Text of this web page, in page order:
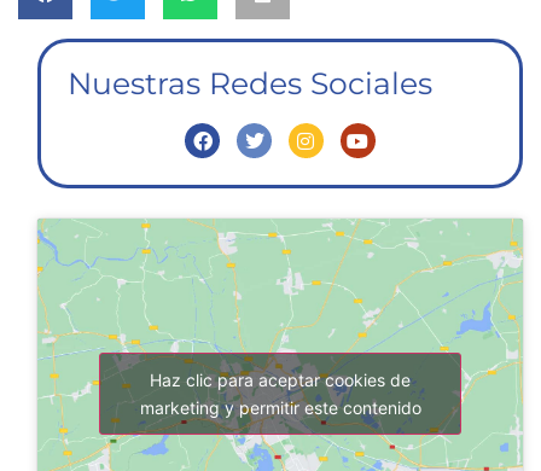
Nuestras Redes Sociales
Haz clic para aceptar cookies de
marketing y permitir este contenido